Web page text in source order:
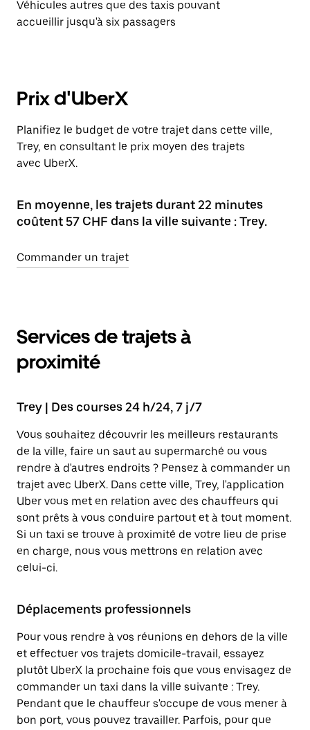
Véhicules autres que des taxis pouvant
accueillir jusqu'à six passagers
Prix d'UberX
Planifiez le budget de votre trajet dans cette ville,
Trey, en consultant le prix moyen des trajets
avec UberX.
En moyenne, les trajets durant 22 minutes
coûtent 57 CHF dans la ville suivante : Trey.
Commander un trajet
Services de trajets à
proximité
Trey | Des courses 24 h/24, 7 j/7
Vous souhaitez découvrir les meilleurs restaurants
de la ville, faire un saut au supermarché ou vous
rendre à d'autres endroits ? Pensez à commander un
trajet avec UberX. Dans cette ville, Trey, l'application
Uber vous met en relation avec des chauffeurs qui
sont prêts à vous conduire partout et à tout moment.
Si un taxi se trouve à proximité de votre lieu de prise
en charge, nous vous mettrons en relation avec
celui-ci.
Déplacements professionnels
Pour vous rendre à vos réunions en dehors de la ville
et effectuer vos trajets domicile-travail, essayez
plutôt UberX la prochaine fois que vous envisagez de
commander un taxi dans la ville suivante : Trey.
Pendant que le chauffeur s'occupe de vous mener à
bon port, vous pouvez travailler. Parfois, pour que